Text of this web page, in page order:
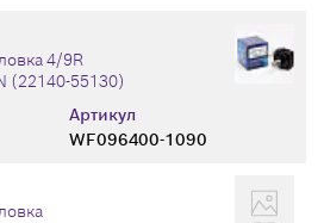
Артикул
WF096400-1090
4/9R
(22140-55130)